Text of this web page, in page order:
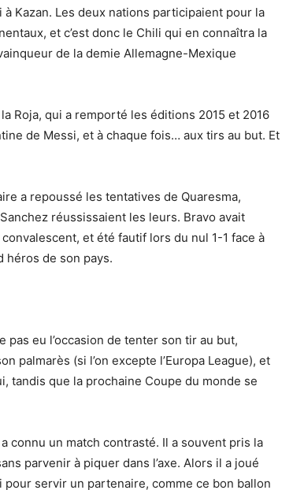
Kazan. Les deux nations participaient pour la
et c’est donc le Chili qui en connaîtra la
de la demie Allemagne-Mexique
Roja, qui a remporté les éditions 2015 et 2016
de Messi, et à chaque fois… aux tirs au but. Et
a repoussé les tentatives de Quaresma,
réussissaient les leurs. Bravo avait
et été fautif lors du nul 1-1 face à
héros de son pays.
pas eu l’occasion de tenter son tir au but,
palmarès (si l’on excepte l’Europa League), et
tandis que la prochaine Coupe du monde se
connu un match contrasté. Il a souvent pris la
parvenir à piquer dans l’axe. Alors il a joué
servir un partenaire, comme ce bon ballon